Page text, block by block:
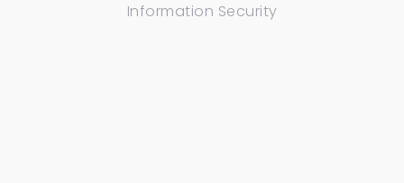
Information Security